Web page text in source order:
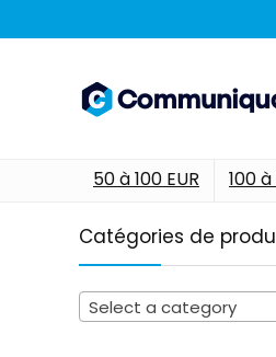
50 à 100 EUR 100 à
Catégories de
Select a category